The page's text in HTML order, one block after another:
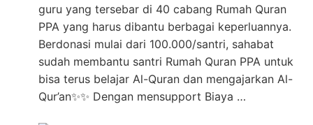
guru yang tersebar di 40 cabang Rumah Quran
PPA yang harus dibantu berbagai keperluannya.
Berdonasi mulai dari 100.000/santri, sahabat
sudah membantu santri Rumah Quran PPA untuk
bisa terus belajar Al-Quran dan mengajarkan Al-
Qur’an✨✨ Dengan mensupport Biaya …